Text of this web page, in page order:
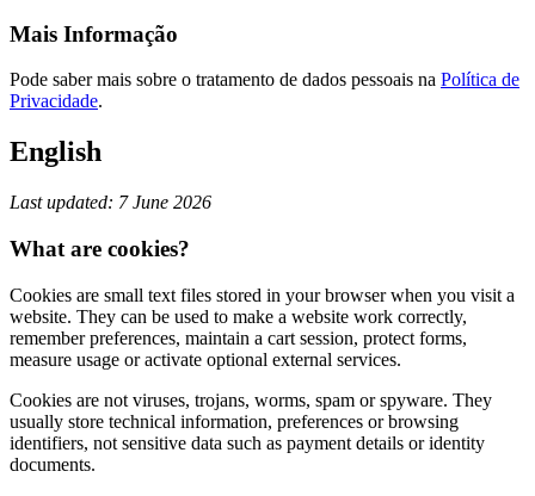
Mais Informação
Pode saber mais sobre o tratamento de dados pessoais na Política de
Privacidade.
English
Last updated: 7 June 2026
What are cookies?
Cookies are small text files stored in your browser when you visit a
website. They can be used to make a website work correctly,
remember preferences, maintain a cart session, protect forms,
measure usage or activate optional external services.
Cookies are not viruses, trojans, worms, spam or spyware. They
usually store technical information, preferences or browsing
identifiers, not sensitive data such as payment details or identity
documents.